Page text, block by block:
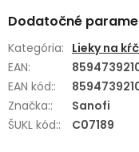
Dodatočné
Kategória: Lieky na
EAN:
EAN kód::
Značka::
Sanofi
ŠUKL kód:: C07189